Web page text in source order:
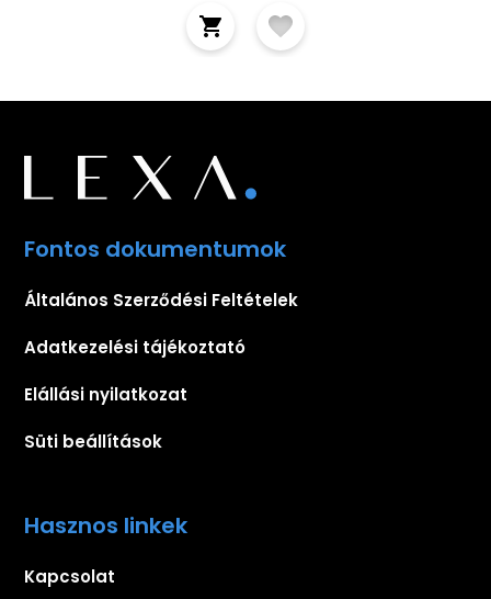
Fontos dokumentumok
Általános Szerződési Feltételek
Adatkezelési tájékoztató
Elállási nyilatkozat
Süti beállítások
Hasznos linkek
Kapcsolat